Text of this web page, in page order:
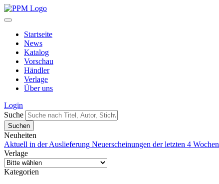
Startseite
News
Katalog
Vorschau
Händler
Verlage
Über uns
Login
Suche
Neuheiten
Aktuell in der Auslieferung Neuerscheinungen der letzten 4 Wochen
Verlage
Kategorien